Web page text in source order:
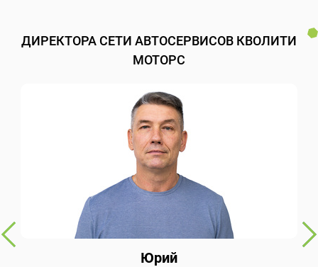
ДИРЕКТОРА СЕТИ АВТОСЕРВИСОВ КВОЛИТИ
МОТОРС
Юрий